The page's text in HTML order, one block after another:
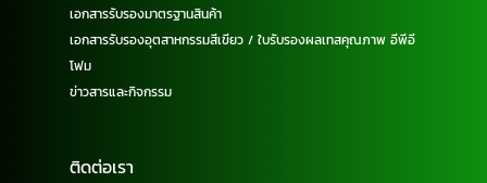
เอกสารรับรองมาตรฐานสินค้า
เอกสารรับรองอุตสาหกรรมสีเขียว / ใบรับรองผลเทสคุณภาพ อีพีอี
โฟม
ข่าวสารและกิจกรรม
ติดต่อเรา